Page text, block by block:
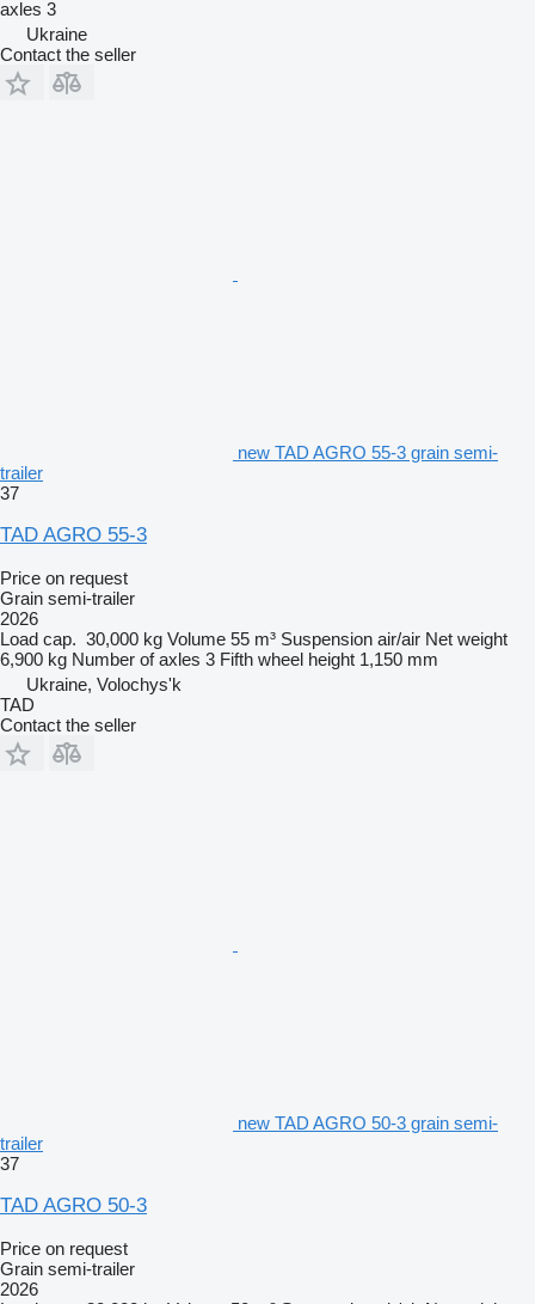
axles 3
Ukraine
Contact the seller
new TAD AGRO 55-3 grain semi-
trailer
37
TAD AGRO 55-3
Price on request
Grain semi-trailer
2026
Load cap. 30,000 kg Volume 55 m³ Suspension air/air Net weight
6,900 kg Number of axles 3 Fifth wheel height 1,150 mm
Ukraine, Volochys'k
TAD
Contact the seller
new TAD AGRO 50-3 grain semi-
trailer
37
TAD AGRO 50-3
Price on request
Grain semi-trailer
2026